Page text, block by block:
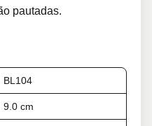
pautadas.
BL104
9.0 cm